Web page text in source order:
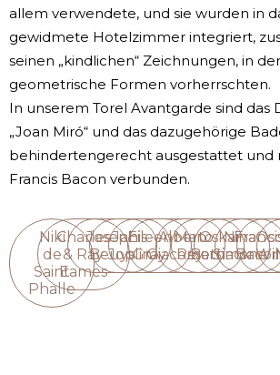
allem verwendete, und sie wurden in
gewidmete Hotelzimmer integriert,
seinen „kindlichen“ Zeichnungen, in
geometrische Formen vorherrschten.
In unserem Torel Avantgarde sind
„Joan Miró“ und das dazugehörige
behindertengerecht ausgestattet und
Francis Bacon verbunden.
Niki
de
Saint
Phalle
Charles
& Ray
Eames
Joseph
Beuys
Janis
Joplin
Eileen
Gray
Alberto
Giacometti
Man
Ray
Oskar
Barnack
Nina
Simone